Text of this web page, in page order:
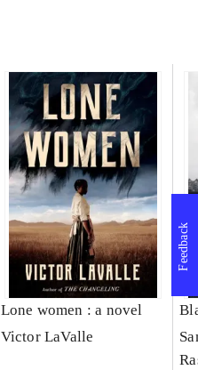
Lone women : a novel
Victor LaValle
Feedback